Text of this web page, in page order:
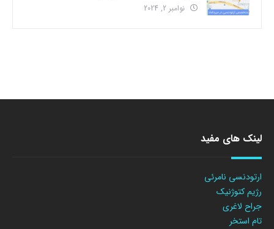
نوامبر 2, 2024
لینک های مفید
ارتودنسی نامرئی
رژیم کتوژنیک
جراح لاغری
تام استخر